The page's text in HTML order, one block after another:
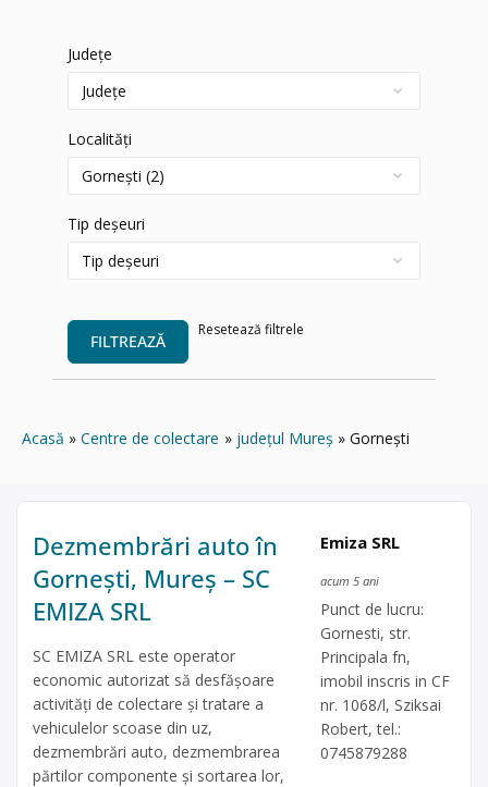
Județe
Localități
Tip deșeuri
FILTREAZĂ
Resetează filtrele
Acasă Centre de colectare județul Mureș Gornești
Dezmembrări auto în
Gornești, Mureș – SC
EMIZA SRL
SC EMIZA SRL este operator
economic autorizat să desfăşoare
activităţi de colectare şi tratare a
vehiculelor scoase din uz,
dezmembrări auto, dezmembrarea
părtilor componente și sortarea lor,
Emiza SRL
acum 5 ani
Punct de lucru:
Gornesti, str.
Principala fn,
imobil inscris in CF
nr. 1068/l, Sziksai
Robert, tel.:
0745879288